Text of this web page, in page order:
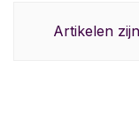
Artikelen